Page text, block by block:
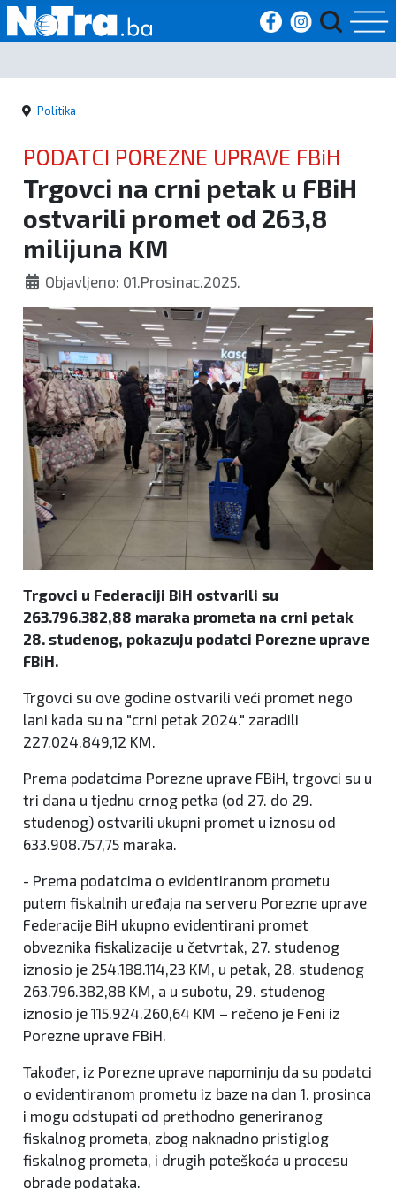
Početna
Vijesti
Sport
Kultura
Crna
kronika
Politika
Zanimljivosti
Politika
PODATCI POREZNE UPRAVE FBiH
Trgovci na crni petak u FBiH
ostvarili promet od 263,8
milijuna KM
Objavljeno: 01.Prosinac.2025.
Trgovci u Federaciji BiH ostvarili su
263.796.382,88 maraka prometa na crni petak
28. studenog, pokazuju podatci Porezne uprave
FBiH.
Trgovci su ove godine ostvarili veći promet nego
lani kada su na "crni petak 2024." zaradili
227.024.849,12 KM.
Prema podatcima Porezne uprave FBiH, trgovci su u
tri dana u tjednu crnog petka (od 27. do 29.
studenog) ostvarili ukupni promet u iznosu od
633.908.757,75 maraka.
- Prema podatcima o evidentiranom prometu
putem fiskalnih uređaja na serveru Porezne uprave
Federacije BiH ukupno evidentirani promet
obveznika fiskalizacije u četvrtak, 27. studenog
iznosio je 254.188.114,23 KM, u petak, 28. studenog
263.796.382,88 KM, a u subotu, 29. studenog
iznosio je 115.924.260,64 KM – rečeno je Feni iz
Porezne uprave FBiH.
Također, iz Porezne uprave napominju da su podatci
o evidentiranom prometu iz baze na dan 1. prosinca
i mogu odstupati od prethodno generiranog
fiskalnog prometa, zbog naknadno pristiglog
fiskalnog prometa, i drugih poteškoća u procesu
obrade podataka.